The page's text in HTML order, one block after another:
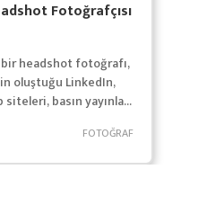
Fotoğrafçısı
headshot fotoğrafı,
oluştuğu LinkedIn,
basın yayınları
platformlarında
ve
doğrudan etkiler.
FOTOĞRAF